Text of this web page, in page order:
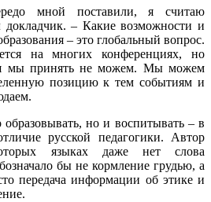
мной поставили, я считаю
докладчик. – Какие возможности и
– это глобальный вопрос.
на многих конференциях, но
мы принять не можем. Мы можем
позицию к тем событиям и
но и воспитывать – в
русской педагогики. Автор
языках даже нет слова
бы не кормление грудью, а
передача информации об этике и